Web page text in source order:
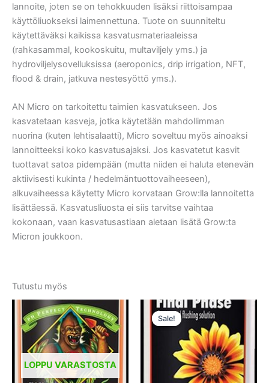
lannoite, joten se on tehokkuuden lisäksi riittoisampaa
käyttöliuokseksi laimennettuna. Tuote on suunniteltu
käytettäväksi kaikissa kasvatusmateriaaleissa
(rahkasammal, kookoskuitu, multaviljely yms.) ja
hydroviljelysovelluksissa (aeroponics, drip irrigation, NFT,
flood & drain, jatkuva nestesyöttö yms.).
AN Micro on tarkoitettu taimien kasvatukseen. Jos
kasvatetaan kasveja, jotka käytetään mahdollimman
nuorina (kuten lehtisalaatti), Micro soveltuu myös ainoaksi
lannoitteeksi koko kasvatusajaksi. Jos kasvatetut kasvit
tuottavat satoa pidempään (mutta niiden ei haluta etenevän
aktiivisesti kukinta / hedelmäntuottovaiheeseen),
alkuvaiheessa käytetty Micro korvataan Grow:lla lannoitetta
lisättäessä. Kasvatusliuosta ei siis tarvitse vaihtaa
kokonaan, vaan kasvatusastiaan aletaan lisätä Grow:ta
Micron joukkoon.
Tutustu myös
LOPPU VARASTOSTA
Sale!
Sale!